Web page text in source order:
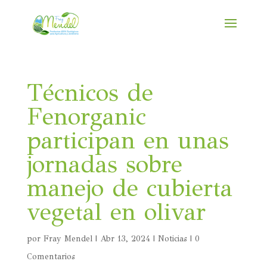
Técnicos de
Fenorganic
participan en unas
jornadas sobre
manejo de cubierta
vegetal en olivar
por Fray Mendel| Abr 13, 2024| Noticias | 0
Comentarios